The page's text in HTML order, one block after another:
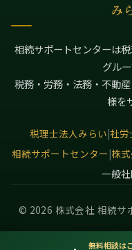
み
相続サポートセンターは
グル
税務・労務・法務・不動
様を
税理士法人みらい|社労
相続サポートセンター |株
一般
© 2026 株式会社 相続サ
無料相談は